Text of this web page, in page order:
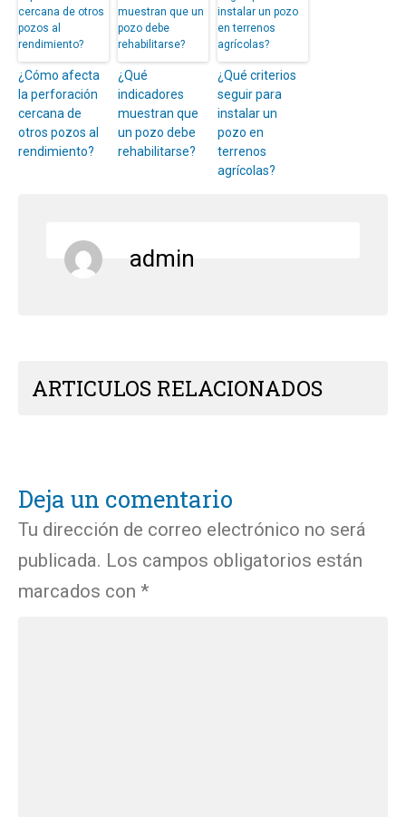
¿Cómo afecta
la perforación
cercana de
otros pozos al
rendimiento?
¿Qué
indicadores
muestran que
un pozo debe
rehabilitarse?
¿Qué criterios
seguir para
instalar un
pozo en
terrenos
agrícolas?
admin
ARTICULOS RELACIONADOS
Deja un comentario
Tu dirección de correo electrónico no será
publicada. Los campos obligatorios están
marcados con *